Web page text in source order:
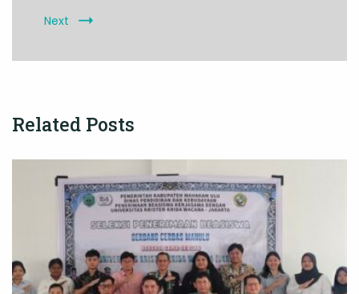
Next
Related Posts